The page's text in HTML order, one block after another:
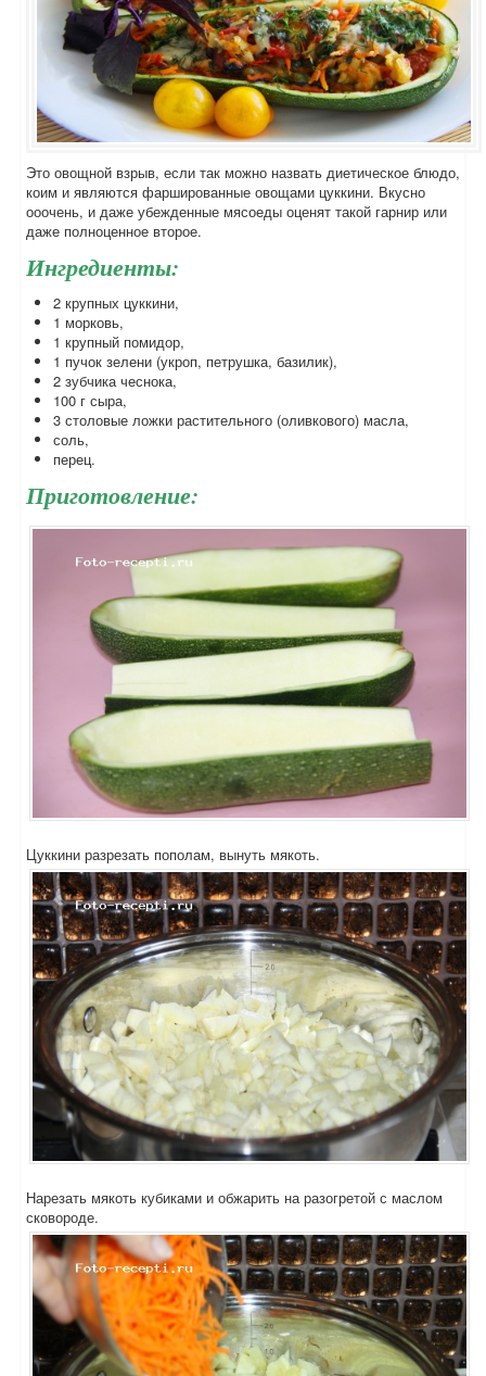
Это овощной взрыв, если так можно назвать диетическое блюдо,
коим и являются фаршированные овощами цуккини. Вкусно
ооочень, и даже убежденные мясоеды оценят такой гарнир или
даже полноценное второе.
Ингредиенты:
2 крупных цуккини,
1 морковь,
1 крупный помидор,
1 пучок зелени (укроп, петрушка, базилик),
2 зубчика чеснока,
100 г сыра,
3 столовые ложки растительного (оливкового) масла,
соль,
перец.
Приготовление:
Цуккини разрезать пополам, вынуть мякоть.
Нарезать мякоть кубиками и обжарить на разогретой с маслом
сковороде.